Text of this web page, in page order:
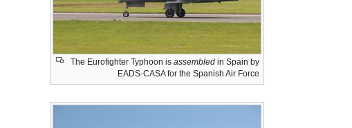
The Eurofighter Typhoon is assembled in Spain by
EADS-CASA for the Spanish Air Force